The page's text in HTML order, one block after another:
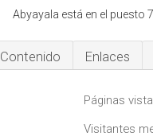
Abyayala está en el puesto
Contenido Enlaces
Páginas
Visitantes